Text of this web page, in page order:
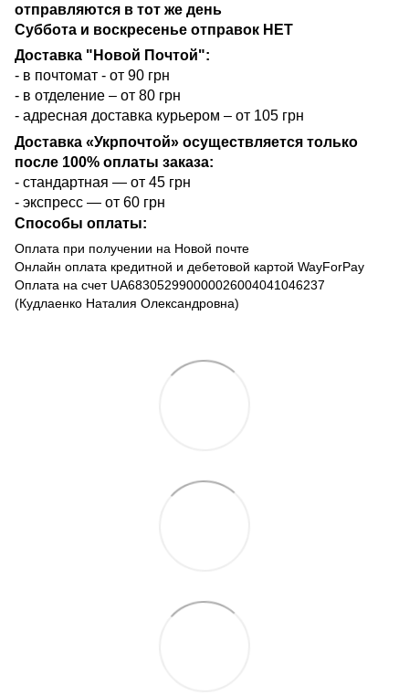
отправляются в тот же день
Суббота и воскресенье отправок НЕТ
Доставка "Новой Почтой":
- в почтомат - от 90 грн
- в отделение – от 80 грн
- адресная доставка курьером – от 105 грн
Доставка «Укрпочтой» осуществляется только
после 100% оплаты заказа:
- стандартная — от 45 грн
- экспресс — от 60 грн
Способы оплаты:
Оплата при получении на Новой почте
Онлайн оплата кредитной и дебетовой картой WayForPay
Оплата на счет UA683052990000026004041046237
(Кудлаенко Наталия Олександровна)